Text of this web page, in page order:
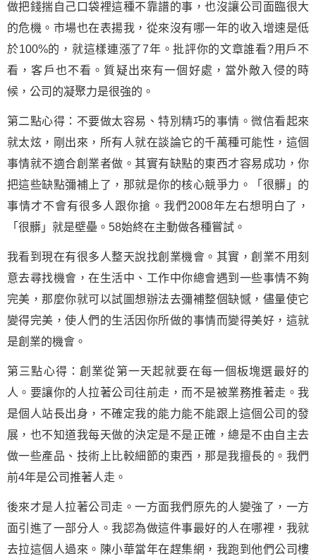
做把錢揣自己口袋裡這種不靠譜的事，也沒讓公司面臨很大
的危機。市場也在表揚我，從來沒有哪一年的收入增速是低
於100%的，就這樣連漲了7年。批評你的文章誰看?用戶不
看，客戶也不看。質疑出來有一個好處，當外敵入侵的時
候，公司的凝聚力是很強的。
第二點心得：不要做太容易、特別精巧的事情。微信看起來
就太炫，剛出來，所有人就在談論它的千萬種可能性，這個
事情就不適合創業者做。其實有缺點的東西才容易成功，你
把這些缺點彌補上了，那就是你的核心競爭力。「很髒」的
事情才不會有很多人跟你搶。我們2008年左右想明白了，
「很髒」就是壁壘。58始終在主動做各種嘗試。
我看到現在有很多人整天說找創業機會。其實，創業不用刻
意去尋找機會，在生活中、工作中你總會遇到一些事情不夠
完美，那麼你就可以試圖想辦法去彌補整個缺憾，儘量使它
變得完美，使人們的生活因你所做的事情而變得美好，這就
是創業的機會。
第三點心得：創業從第一天起就要在每一個板塊選最好的
人。要讓你的人拉著公司往前走，而不是被業務推著走。我
是個人站長出身，不確定我的能力能不能跟上這個公司的發
展，也不知道我每天做的決定是不是正確，總是不由自主去
做一些產品、技術上比較細節的東西，那是我擅長的。我們
前4年是公司推著人走。
後來才是人拉著公司走。一方面我們原先的人變強了，一方
面引進了一部分人。我認為做這件事最好的人在哪裡，我就
去拉這個人過來。陳小華當年在趕集網，我跑到他們公司樓